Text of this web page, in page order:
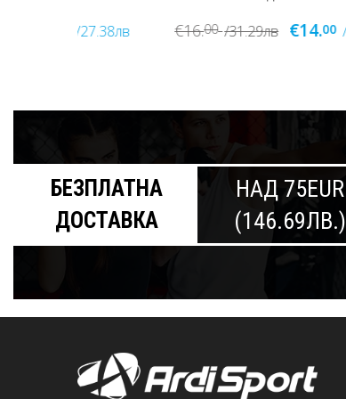
€16.00 /31.29лв €14.00 /27.38лв
БЕЗПЛАТНА
ДОСТАВКА
НАД 75EUR
(146.69ЛВ.)